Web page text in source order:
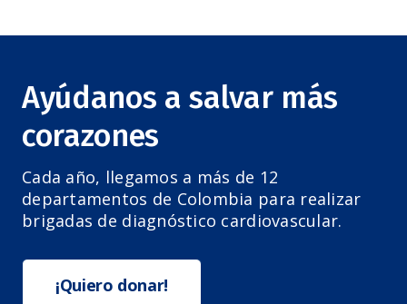
Ayúdanos a salvar más
corazones
Cada año, llegamos a más de 12
departamentos de Colombia para realizar
brigadas de diagnóstico cardiovascular.
¡Quiero donar!